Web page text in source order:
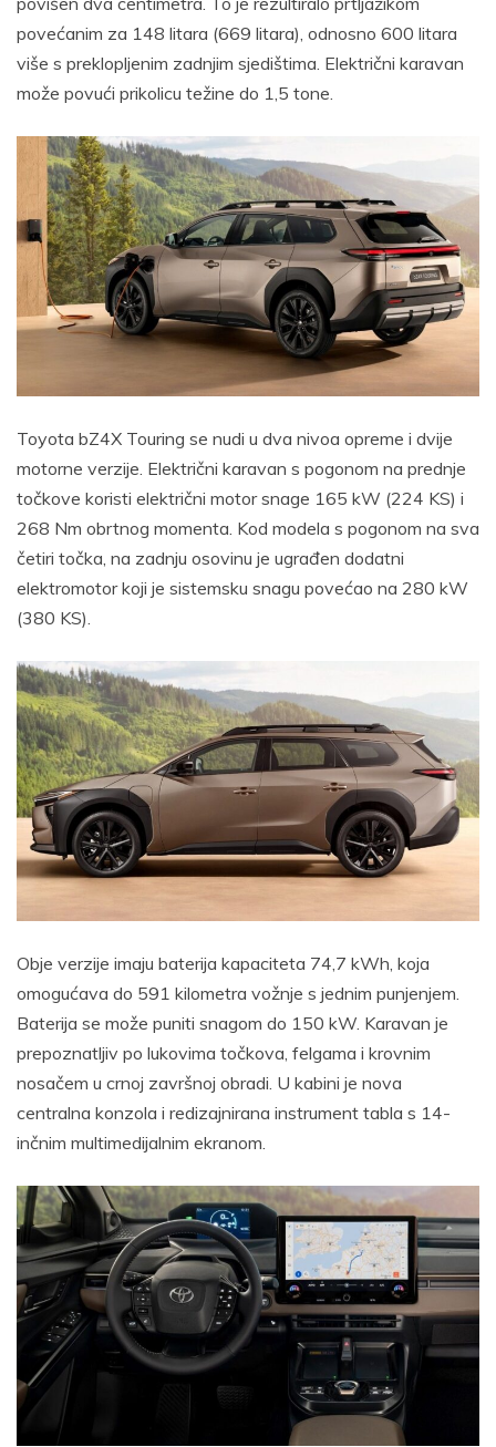
povećanim za 148 litara (669 litara), odnosno 600 litara
više s preklopljenim zadnjim sjedištima. Električni karavan
može povući prikolicu težine do 1,5 tone.
Toyota bZ4X Touring se nudi u dva nivoa opreme i dvije
motorne verzije. Električni karavan s pogonom na prednje
točkove koristi električni motor snage 165 kW (224 KS) i
268 Nm obrtnog momenta. Kod modela s pogonom na sva
četiri točka, na zadnju osovinu je ugrađen dodatni
elektromotor koji je sistemsku snagu povećao na 280 kW
(380 KS).
Obje verzije imaju baterija kapaciteta 74,7 kWh, koja
omogućava do 591 kilometra vožnje s jednim punjenjem.
Baterija se može puniti snagom do 150 kW. Karavan je
prepoznatljiv po lukovima točkova, felgama i krovnim
nosačem u crnoj završnoj obradi. U kabini je nova
centralna konzola i redizajnirana instrument tabla s 14-
inčnim multimedijalnim ekranom.